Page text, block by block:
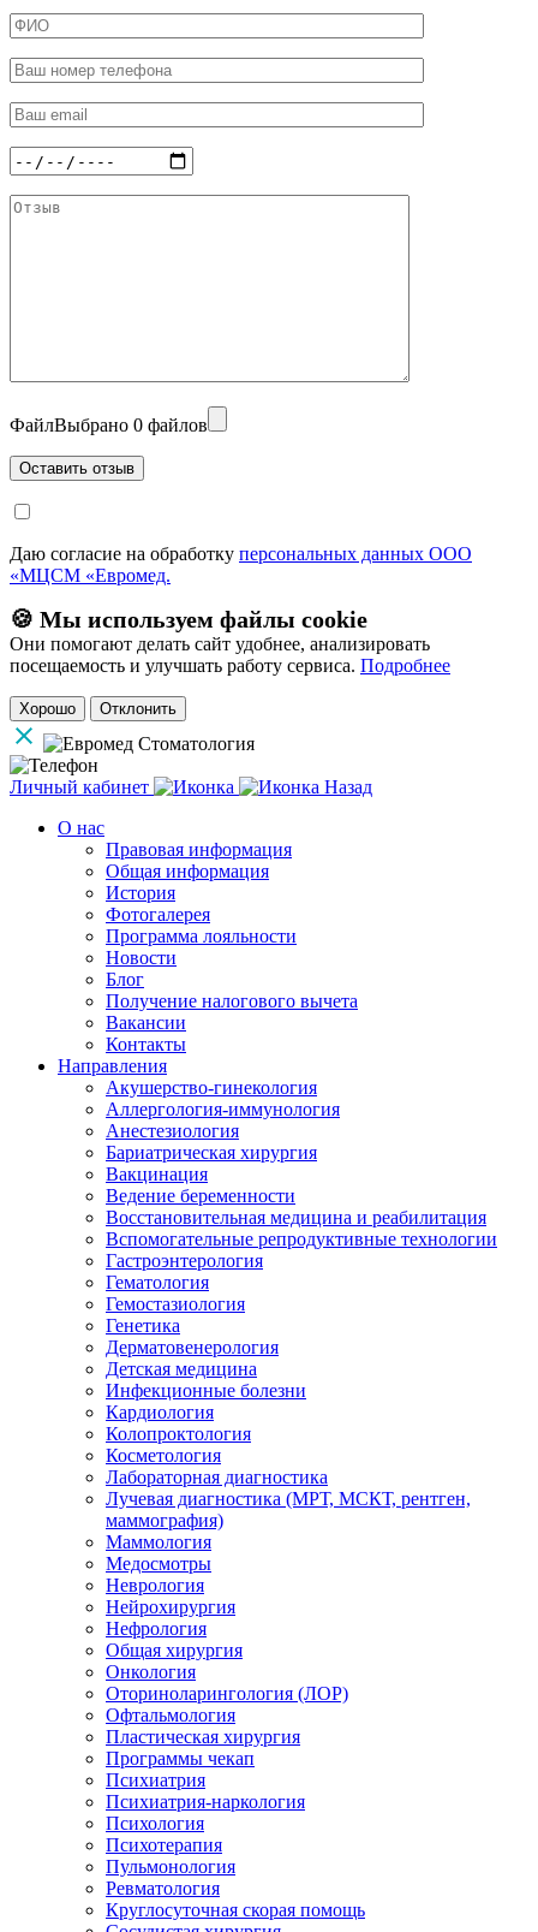
ФайлВыбрано 0 файлов
Даю согласие на обработку персональных данных ООО
«МЦСМ «Евромед.
🍪 Мы используем файлы cookie
Они помогают делать сайт удобнее, анализировать
посещаемость и улучшать работу сервиса. Подробнее
Хорошо Отклонить
Личный кабинет
Назад
О нас
Правовая информация
Общая информация
История
Фотогалерея
Программа лояльности
Новости
Блог
Получение налогового вычета
Вакансии
Контакты
Направления
Акушерство-гинекология
Аллергология-иммунология
Анестезиология
Бариатрическая хирургия
Вакцинация
Ведение беременности
Восстановительная медицина и реабилитация
Вспомогательные репродуктивные технологии
Гастроэнтерология
Гематология
Гемостазиология
Генетика
Дерматовенерология
Детская медицина
Инфекционные болезни
Кардиология
Колопроктология
Косметология
Лабораторная диагностика
Лучевая диагностика (МРТ, МСКТ, рентген,
маммография)
Маммология
Медосмотры
Неврология
Нейрохирургия
Нефрология
Общая хирургия
Онкология
Оториноларингология (ЛОР)
Офтальмология
Пластическая хирургия
Программы чекап
Психиатрия
Психиатрия-наркология
Психология
Психотерапия
Пульмонология
Ревматология
Круглосуточная скорая помощь